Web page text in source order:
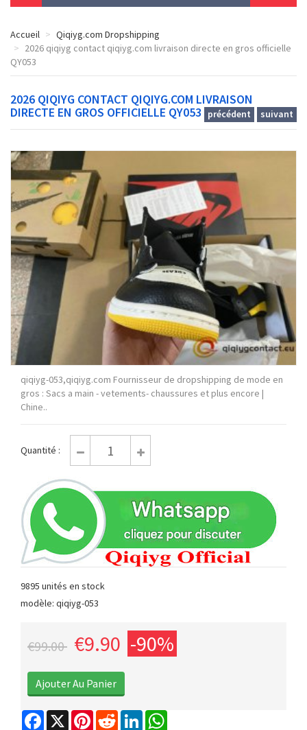
Accueil
Qiqiyg.com Dropshipping
2026 qiqiyg contact qiqiyg.com livraison directe en gros officielle
QY053
2026 QIQIYG CONTACT QIQIYG.COM LIVRAISON
DIRECTE EN GROS OFFICIELLE QY053
précédent suivant
qiqiyg-053,qiqiyg.com Fournisseur de dropshipping de mode en
gros : Sacs a main - vetements- chaussures et plus encore |
Chine..
Quantité :
9895 unités en stock
modèle: qiqiyg-053
€99.00 €9.90 -90%
Facebook
X PinterestReddit LinkedIn